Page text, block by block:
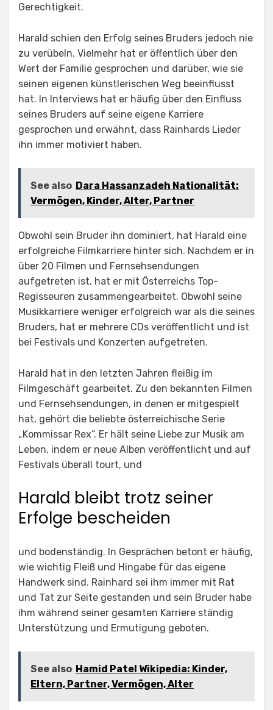
Gerechtigkeit.
Harald schien den Erfolg seines Bruders jedoch nie
zu verübeln. Vielmehr hat er öffentlich über den
Wert der Familie gesprochen und darüber, wie sie
seinen eigenen künstlerischen Weg beeinflusst
hat. In Interviews hat er häufig über den Einfluss
seines Bruders auf seine eigene Karriere
gesprochen und erwähnt, dass Rainhards Lieder
ihn immer motiviert haben.
See also Dara Hassanzadeh Nationalität:
Vermögen, Kinder, Alter, Partner
Obwohl sein Bruder ihn dominiert, hat Harald eine
erfolgreiche Filmkarriere hinter sich. Nachdem er in
über 20 Filmen und Fernsehsendungen
aufgetreten ist, hat er mit Österreichs Top-
Regisseuren zusammengearbeitet. Obwohl seine
Musikkarriere weniger erfolgreich war als die seines
Bruders, hat er mehrere CDs veröffentlicht und ist
bei Festivals und Konzerten aufgetreten.
Harald hat in den letzten Jahren fleißig im
Filmgeschäft gearbeitet. Zu den bekannten Filmen
und Fernsehsendungen, in denen er mitgespielt
hat, gehört die beliebte österreichische Serie
„Kommissar Rex“. Er hält seine Liebe zur Musik am
Leben, indem er neue Alben veröffentlicht und auf
Festivals überall tourt, und
Harald bleibt trotz seiner
Erfolge bescheiden
und bodenständig. In Gesprächen betont er häufig,
wie wichtig Fleiß und Hingabe für das eigene
Handwerk sind. Rainhard sei ihm immer mit Rat
und Tat zur Seite gestanden und sein Bruder habe
ihm während seiner gesamten Karriere ständig
Unterstützung und Ermutigung geboten.
See also Hamid Patel Wikipedia: Kinder,
Eltern, Partner, Vermögen, Alter